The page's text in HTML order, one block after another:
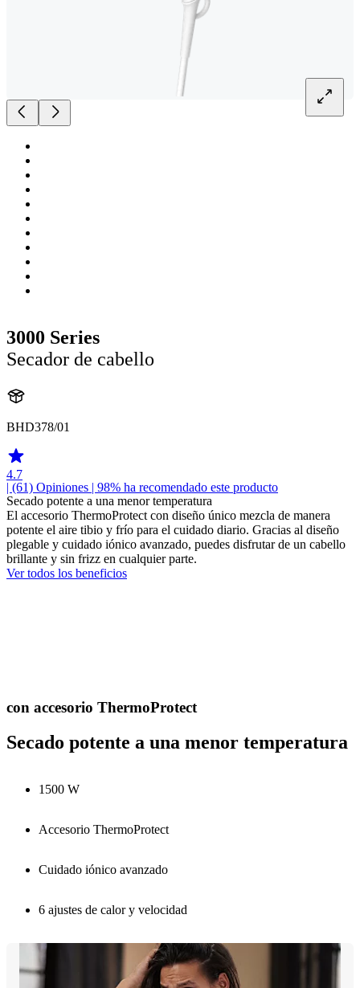
3000 Series
Secador de cabello
BHD378/01
4.7
| (61) Opiniones | 98% ha recomendado este producto
Secado potente a una menor temperatura
El accesorio ThermoProtect con diseño único mezcla de manera
potente el aire tibio y frío para el cuidado diario. Gracias al diseño
plegable y cuidado iónico avanzado, puedes disfrutar de un cabello
brillante y sin frizz en cualquier parte.
Ver todos los beneficios
con accesorio ThermoProtect
Secado potente a una menor temperatura
1500 W
Accesorio ThermoProtect
Cuidado iónico avanzado
6 ajustes de calor y velocidad